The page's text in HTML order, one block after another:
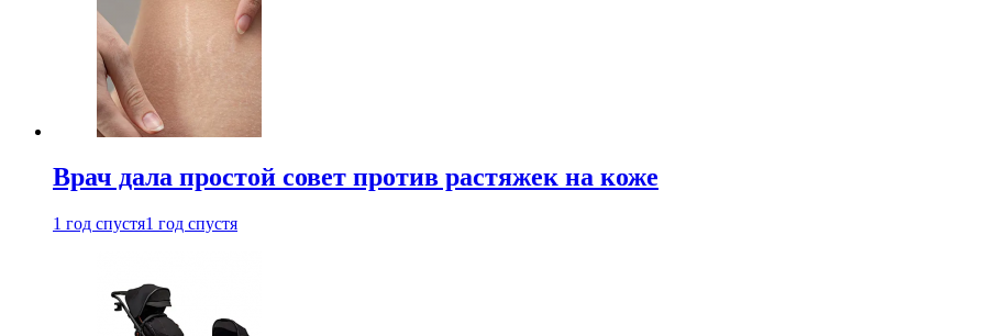
Врач дала простой совет против растяжек на коже
1 год спустя1 год спустя